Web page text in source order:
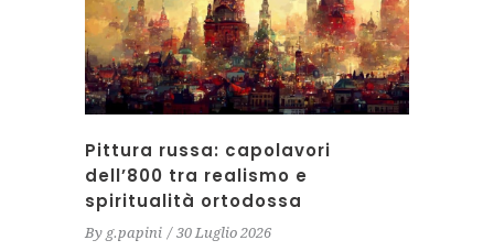
Pittura russa: capolavori
dell’800 tra realismo e
spiritualità ortodossa
By g.papini 30 Luglio 2026